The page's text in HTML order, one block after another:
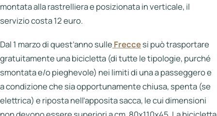
montata alla rastrelliera e posizionata in verticale, il
servizio costa 12 euro.
Dal 1 marzo di quest’anno sulle Freccesi può trasportare
gratuitamente una bicicletta (di tutte le tipologie, purché
smontata e/o pieghevole) nei limiti di una a passeggero e
a condizione che sia opportunamente chiusa, spenta (se
elettrica) e riposta nell’apposita sacca, le cui dimensioni